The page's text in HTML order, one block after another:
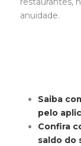
anuidade.
Saiba
pelo
Confira
saldo do